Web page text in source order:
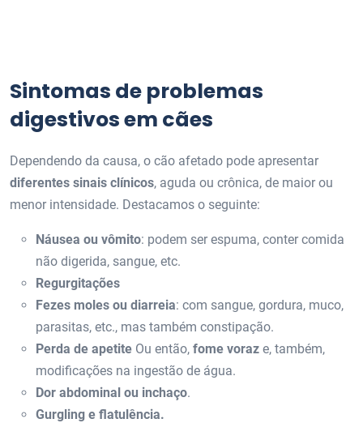
Sintomas de problemas
digestivos em cães
Dependendo da causa, o cão afetado pode apresentar
diferentes sinais clínicos, aguda ou crônica, de maior ou
menor intensidade. Destacamos o seguinte:
Náusea ou vômito: podem ser espuma, conter comida
não digerida, sangue, etc.
Regurgitações
Fezes moles ou diarreia: com sangue, gordura, muco,
parasitas, etc., mas também constipação.
Perda de apetite Ou então, fome voraz e, também,
modificações na ingestão de água.
Dor abdominal ou inchaço.
Gurgling e flatulência.